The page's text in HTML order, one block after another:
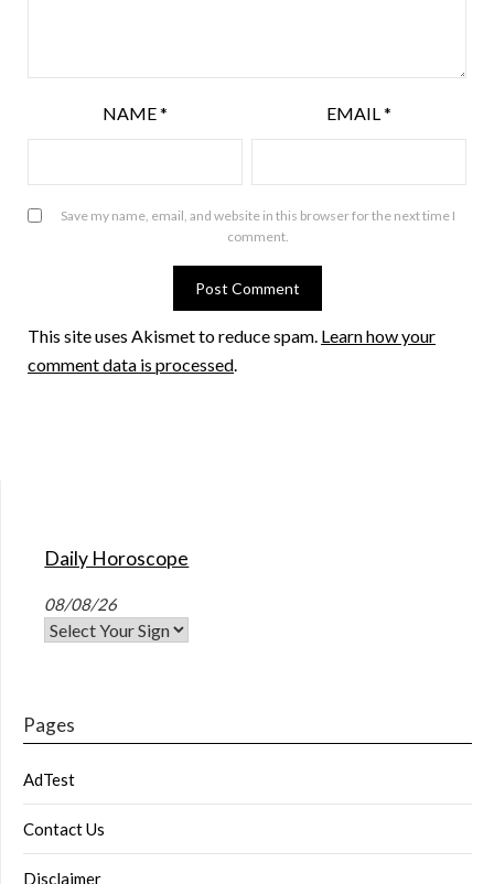
NAME* EMAIL*
Save my name, email, and website in this browser for the next time I
comment.
This site uses Akismet to reduce spam. Learn how your
comment data is processed.
Daily Horoscope
08/08/26
Pages
AdTest
Contact Us
Disclaimer